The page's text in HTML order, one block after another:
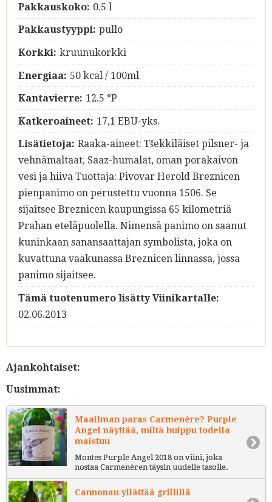
Pakkauskoko: 0.5 l
Pakkaustyyppi: pullo
Korkki: kruunukorkki
Energiaa: 50 kcal / 100ml
Kantavierre: 12.5 °P
Katkeroaineet: 17,1 EBU-yks.
Lisätietoja: Raaka-aineet: Tšekkiläiset pilsner- ja
vehnämaltaat, Saaz-humalat, oman porakaivon
vesi ja hiiva Tuottaja: Pivovar Herold Breznicen
pienpanimo on perustettu vuonna 1506. Se
sijaitsee Breznicen kaupungissa 65 kilometriä
Prahan eteläpuolella. Nimensä panimo on saanut
kuninkaan sanansaattajan symbolista, joka on
kuvattuna vaakunassa Breznicen linnassa, jossa
panimo sijaitsee.
Tämä tuotenumero lisätty Viinikartalle:
02.06.2013
Ajankohtaiset:
Uusimmat:
Maailman paras Carmenère? Purple
Angel näyttää, miltä huippu todella
maistuu
Montes Purple Angel 2018 on viini, joka
nostaa Carmenèren täysin uudelle tasolle.
Cannonau yllättää grillillä